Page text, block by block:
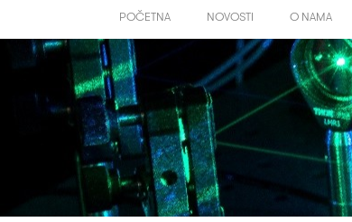
POČETNA NOVOSTI O NAMA